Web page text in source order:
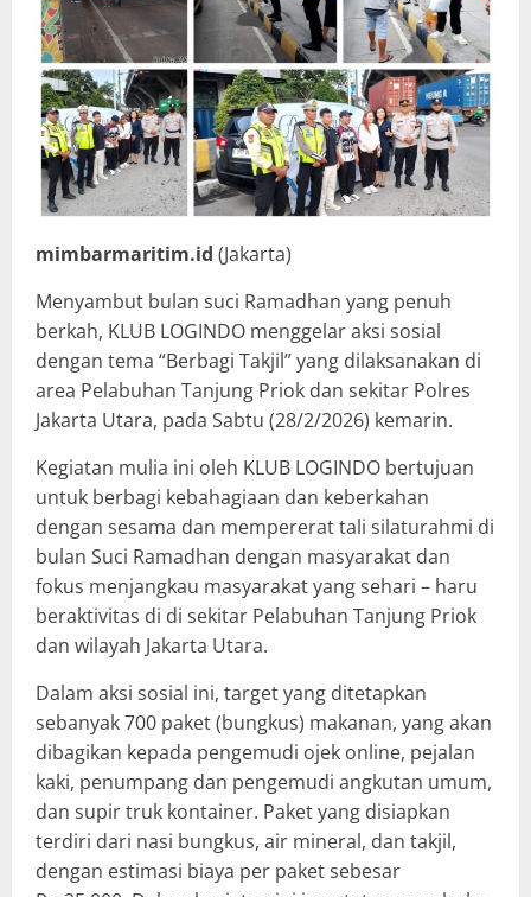
mimbarmaritim.id (Jakarta)
Menyambut bulan suci Ramadhan yang penuh
berkah, KLUB LOGINDO menggelar aksi sosial
dengan tema “Berbagi Takjil” yang dilaksanakan di
area Pelabuhan Tanjung Priok dan sekitar Polres
Jakarta Utara, pada Sabtu (28/2/2026) kemarin.
Kegiatan mulia ini oleh KLUB LOGINDO bertujuan
untuk berbagi kebahagiaan dan keberkahan
dengan sesama dan mempererat tali silaturahmi di
bulan Suci Ramadhan dengan masyarakat dan
fokus menjangkau masyarakat yang sehari – haru
beraktivitas di di sekitar Pelabuhan Tanjung Priok
dan wilayah Jakarta Utara.
Dalam aksi sosial ini, target yang ditetapkan
sebanyak 700 paket (bungkus) makanan, yang akan
dibagikan kepada pengemudi ojek online, pejalan
kaki, penumpang dan pengemudi angkutan umum,
dan supir truk kontainer. Paket yang disiapkan
terdiri dari nasi bungkus, air mineral, dan takjil,
dengan estimasi biaya per paket sebesar